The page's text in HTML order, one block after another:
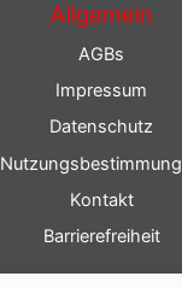
Allgemein
AGBs
Impressum
Datenschutz
Kontakt
Barrierefreiheit